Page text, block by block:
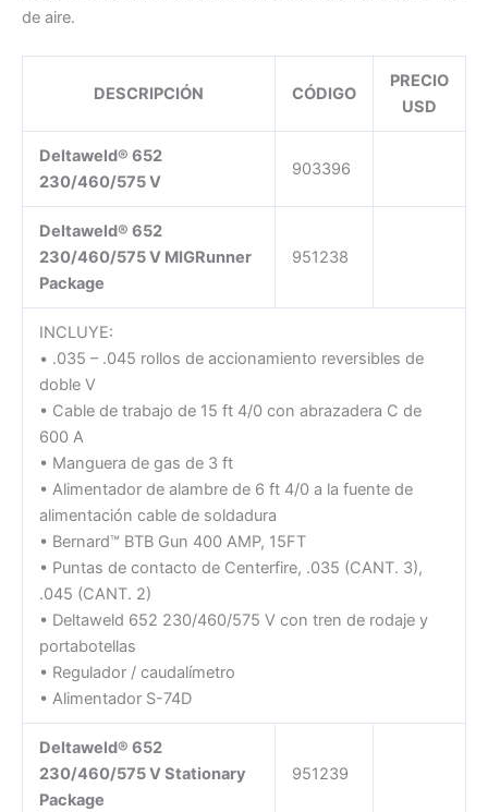
de aire.
DESCRIPCIÓN CÓDIGO
PRECIO
USD
Deltaweld® 652
230/460/575 V
903396
Deltaweld® 652
230/460/575 V MIGRunner
Package
951238
INCLUYE:
• .035 – .045 rollos de accionamiento reversibles de
doble V
• Cable de trabajo de 15 ft 4/0 con abrazadera C de
600 A
• Manguera de gas de 3 ft
• Alimentador de alambre de 6 ft 4/0 a la fuente de
alimentación cable de soldadura
• Bernard™ BTB Gun 400 AMP, 15FT
• Puntas de contacto de Centerfire, .035 (CANT. 3),
.045 (CANT. 2)
• Deltaweld 652 230/460/575 V con tren de rodaje y
portabotellas
• Regulador / caudalímetro
• Alimentador S-74D
Deltaweld® 652
230/460/575 V Stationary
Package
951239